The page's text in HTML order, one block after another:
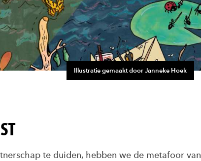
Illustratie gemaakt door Janneke Hoek
te duiden, hebben we de metafoor van